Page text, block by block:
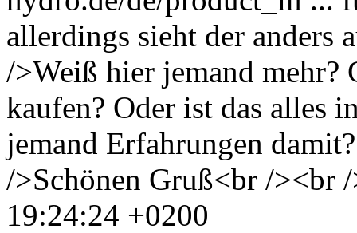
allerdings sieht der anders
/>Weiß hier jemand mehr?
kaufen? Oder ist das alles
jemand Erfahrungen
/>Schönen Gruß<br /><br
19:24:24 +0200